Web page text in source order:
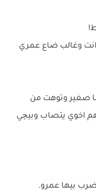
وغالب ضاع عمري
صغير وتوهت من
اخوي يتصاب وبيچي
بيها عمرو.